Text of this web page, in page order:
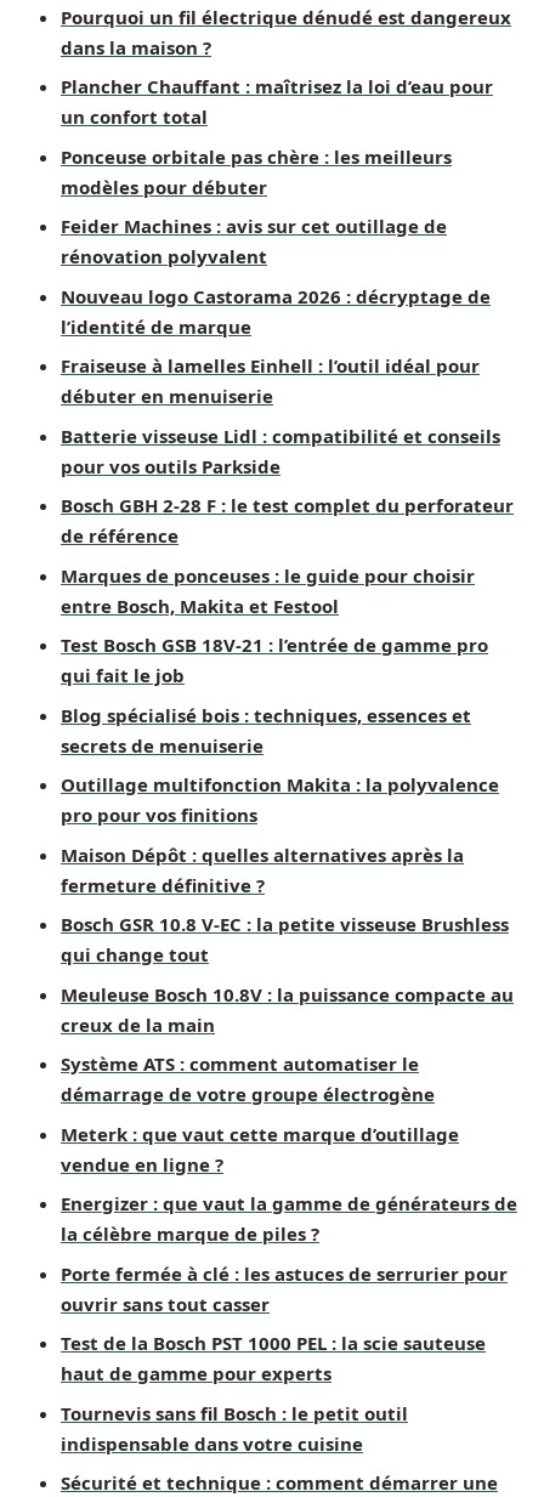
Pourquoi un fil électrique dénudé est dangereux
dans la maison ?
Plancher Chauffant : maîtrisez la loi d’eau pour
un confort total
Ponceuse orbitale pas chère : les meilleurs
modèles pour débuter
Feider Machines : avis sur cet outillage de
rénovation polyvalent
Nouveau logo Castorama 2026 : décryptage de
l’identité de marque
Fraiseuse à lamelles Einhell : l’outil idéal pour
débuter en menuiserie
Batterie visseuse Lidl : compatibilité et conseils
pour vos outils Parkside
Bosch GBH 2-28 F : le test complet du perforateur
de référence
Marques de ponceuses : le guide pour choisir
entre Bosch, Makita et Festool
Test Bosch GSB 18V-21 : l’entrée de gamme pro
qui fait le job
Blog spécialisé bois : techniques, essences et
secrets de menuiserie
Outillage multifonction Makita : la polyvalence
pro pour vos finitions
Maison Dépôt : quelles alternatives après la
fermeture définitive ?
Bosch GSR 10.8 V-EC : la petite visseuse Brushless
qui change tout
Meuleuse Bosch 10.8V : la puissance compacte au
creux de la main
Système ATS : comment automatiser le
démarrage de votre groupe électrogène
Meterk : que vaut cette marque d’outillage
vendue en ligne ?
Energizer : que vaut la gamme de générateurs de
la célèbre marque de piles ?
Porte fermée à clé : les astuces de serrurier pour
ouvrir sans tout casser
Test de la Bosch PST 1000 PEL : la scie sauteuse
haut de gamme pour experts
Tournevis sans fil Bosch : le petit outil
indispensable dans votre cuisine
Sécurité et technique : comment démarrer une